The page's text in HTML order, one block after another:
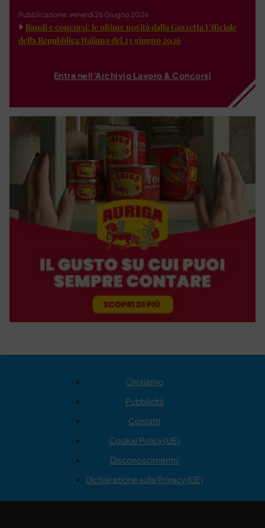
Pubblicazione: venerdì 26 Giugno 2026
Bandi e concorsi: le ultime novità dalla Gazzetta Ufficiale
della Repubblica Italiana del 23 giugno 2026
Entra nell'Archivio Lavoro & Concorsi
Chi siamo
Pubblicità
Contatti
Cookie Policy (UE)
Disconoscimento
Dichiarazione sulla Privacy (UE)